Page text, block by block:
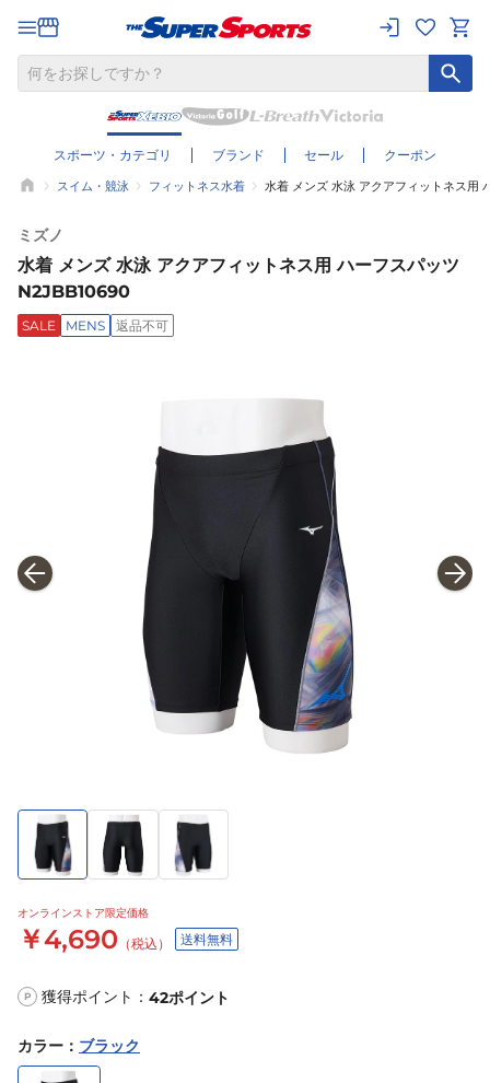
スポーツ・カテゴリ ブランド セール クーポン
スイム・競泳 フィットネス水着 水着 メンズ 水泳 アクアフィットネス用
ミズノ
水着 メンズ 水泳 アクアフィットネス用 ハーフスパッツ
N2JBB10690
SALE MENS 返品不可
オンラインストア限定価格
￥4,690 （税込） 送料無料
P 獲得ポイント： 42ポイント
カラー ： ブラック